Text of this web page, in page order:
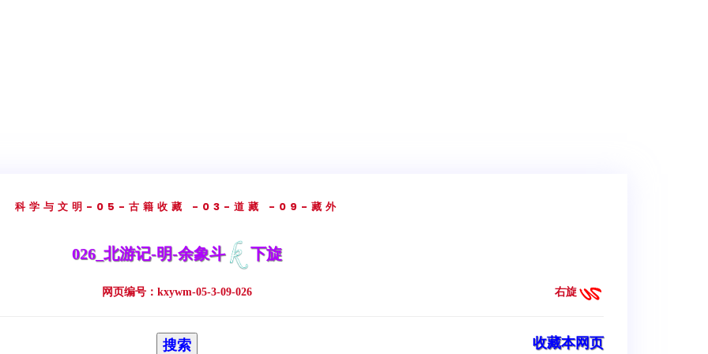
科学与文明 -05-古籍收藏 -03-道藏 -09-藏外
026_北游记-明-余象斗 下旋
网页编号：kxywm-05-3-09-026 右旋
搜索 收藏本网页